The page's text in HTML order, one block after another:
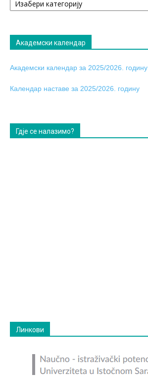
табла
Академски календар
Академски календар за 2025/2026. годину
Календар наставе за 2025/2026. годину
Гдје се налазимо?
Линкови